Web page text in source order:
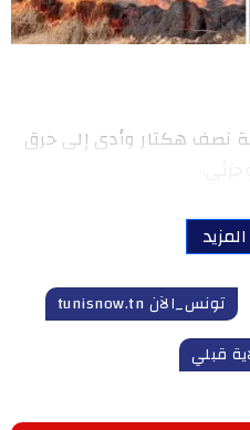
نصف هكتار وأدى إلى حرق
تونس_الآن tunisnow.tn
قبلي